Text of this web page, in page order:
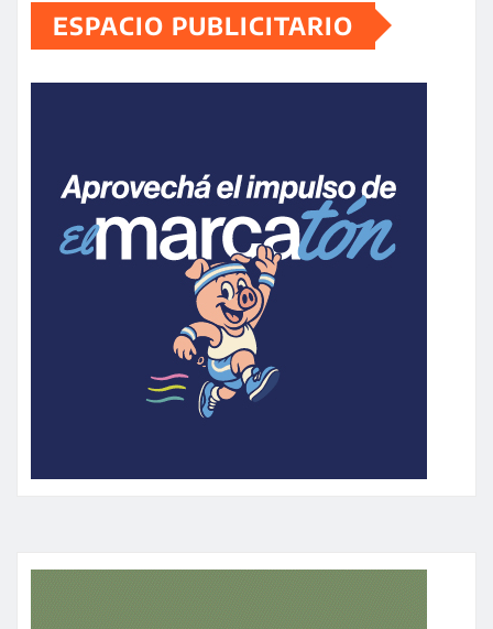
ESPACIO PUBLICITARIO